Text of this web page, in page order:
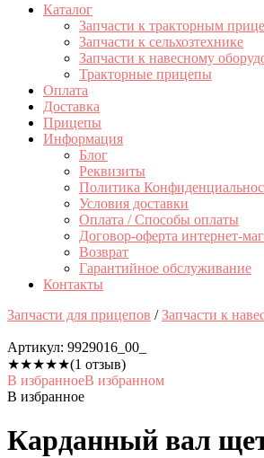
Каталог
Запчасти к тракторным
Запчасти к сельхозтехнике
Запчасти к навесному
Тракторные прицепы
Оплата
Доставка
Прицепы
Информация
Блог
Реквизиты
Политика
Условия доставки
Оплата / Способы оплаты
Договор-оферта интернет-
Возврат
Гарантийное обслуживание
Контакты
Запчасти для прицепов /Запчасти к
Артикул: 9929016_00_
★★★★★(1 отзыв)
В избранноеВ избранном
В избранное
Карданный вал